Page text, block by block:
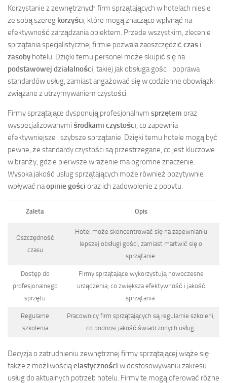
Korzystanie z zewnętrznych firm sprzątających w hotelach niesie
ze sobą szereg korzyści, które mogą znacząco wpłynąć na
efektywność zarządzania obiektem. Przede wszystkim, zlecenie
sprzątania specjalistycznej firmie pozwala zaoszczędzić czas i
zasoby hotelu. Dzięki temu personel może skupić się na
podstawowej działalności, takiej jak obsługa gości i poprawa
standardów usług, zamiast angażować się w codzienne obowiązki
związane z utrzymywaniem czystości.
Firmy sprzątające dysponują profesjonalnym sprzętem oraz
wyspecjalizowanymi środkami czystości, co zapewnia
efektywniejsze i szybsze sprzątanie. Dzięki temu hotele mogą być
pewne, że standardy czystości są przestrzegane, co jest kluczowe
w branży, gdzie pierwsze wrażenie ma ogromne znaczenie.
Wysoka jakość usług sprzątających może również pozytywnie
wpływać naopinie gości oraz ich zadowolenie z pobytu.
Zaleta Opis
Oszczędność
czasu
Hotel może skoncentrować się na zapewnianiu
lepszej obsługi gości, zamiast martwić się o
sprzątanie.
Dostęp do
profesjonalnego
sprzętu
Firmy sprzątające wykorzystują nowoczesne
urządzenia, co zwiększa efektywność i jakość
sprzątania.
Regularne
szkolenia
Pracownicy firm sprzątających są regularnie szkoleni,
co podnosi jakość świadczonych usług.
Decyzja o zatrudnieniu zewnętrznej firmy sprzątającej wiąże się
także z możliwościąelastyczności w dostosowywaniu zakresu
usług do aktualnych potrzeb hotelu. Firmy te mogą oferować różne